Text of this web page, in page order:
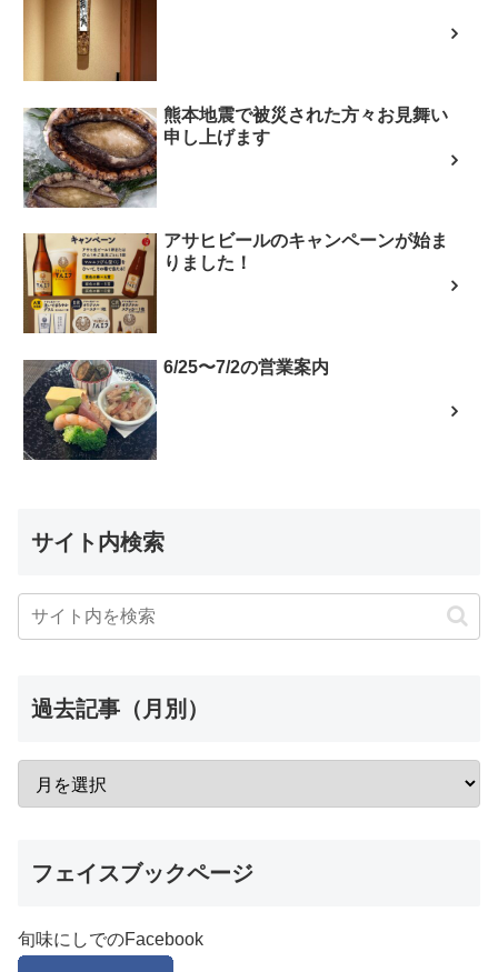
熊本地震で被災された方々お見舞い
申し上げます
アサヒビールのキャンペーンが始ま
りました！
6/25〜7/2の営業案内
サイト内検索
過去記事（月別）
フェイスブックページ
旬味にしでのFacebook